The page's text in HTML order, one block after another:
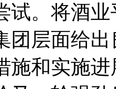
试。将酒
团层面给
施和实施